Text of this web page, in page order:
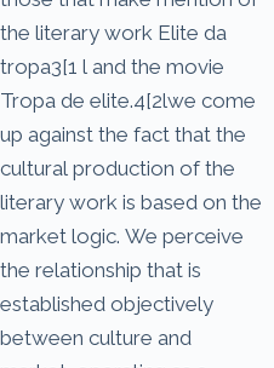
the literary work Elite da
tropa3[1 l and the movie
Tropa de elite.4[2lwe come
up against the fact that the
cultural production of the
literary work is based on the
market logic. We perceive
the relationship that is
established objectively
between culture and